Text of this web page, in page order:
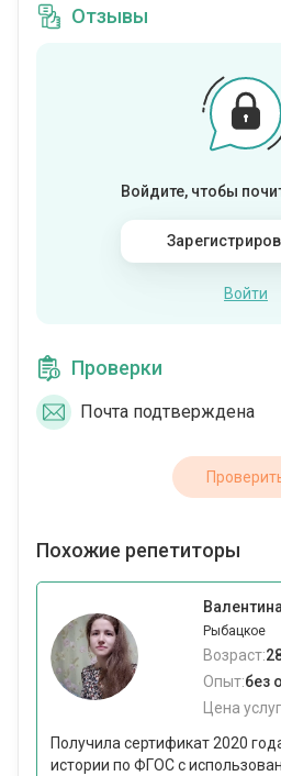
Отзывы
Войдите, чтобы
Войти
Проверки
Почта подтверждена
Похожие репетиторы
Рыбацкое
Возраст:
Опыт:без
Цена
Получила сертификат 2020
истории по ФГОС с